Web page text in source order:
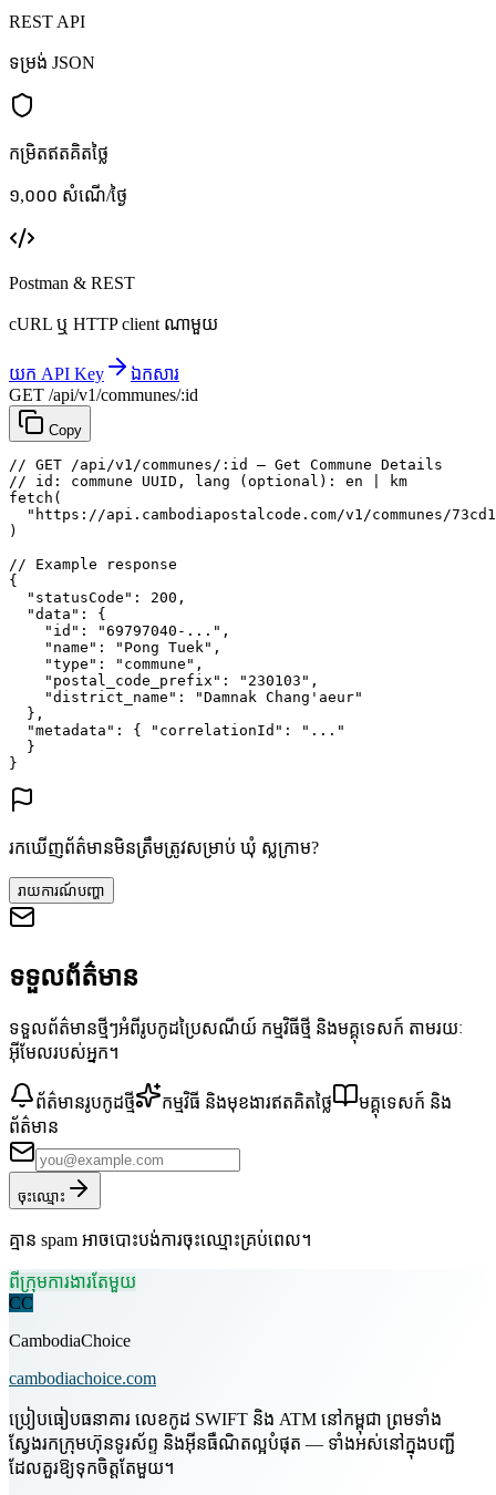
REST API
ទម្រង់ JSON
កម្រិតឥតគិតថ្លៃ
១,០០០ សំណើ/ថ្ងៃ
Postman & REST
cURL ឬ HTTP client ណាមួយ
យក API Key
ឯកសារ
GET /api/v1/communes/:id
Copy
// GET /api/v1/communes/:id — Get Commune Details
// id: commune UUID, lang (optional): en | km
fetch (
"https://api.cambodiapostalcode.com/v1/communes/
)
// Example response
{
"statusCode" : 200 ,
"data" : {
"id" : "69797040-..." ,
"name" : "Pong Tuek" ,
"type" : "commune" ,
"postal_code_prefix" : "230103" ,
"district_name" :
"Damnak Chang'aeur"
},
"metadata" : { "correlationId" :
"..."
}
}
រកឃើញព័ត៌មានមិនត្រឹមត្រូវសម្រាប់ ឃុំ ស្លក្រាម?
រាយការណ៍បញ្ហា
ទទួលព័ត៌មាន
ទទួលព័ត៌មានថ្មីៗអំពីរូបកូដប្រៃសណីយ៍ កម្មវិធីថ្មី និងមគ្គុទេសក៍ តាមរយៈ
អ៊ីមែលរបស់អ្នក។
ព័ត៌មានរូបកូដថ្មី កម្មវិធី និងមុខងារឥតគិតថ្លៃ
មគ្គុទេសក៍ និង
ព័ត៌មាន
ចុះឈ្មោះ
គ្មាន spam អាចបោះបង់ការចុះឈ្មោះគ្រប់ពេល។
ពីក្រុមការងារតែមួយ
CC
CambodiaChoice
cambodiachoice.com
ប្រៀបធៀបធនាគារ លេខកូដ SWIFT និង ATM នៅកម្ពុជា ព្រមទាំង
ស្វែងរកក្រុមហ៊ុនទូរស័ព្ទ និងអ៊ីនធឺណិតល្អបំផុត — ទាំងអស់នៅក្នុងបញ្ជី
ដែលគួរឱ្យទុកចិត្តតែមួយ។